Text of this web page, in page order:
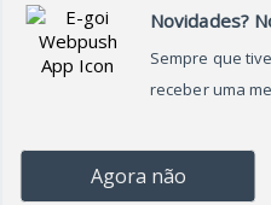
Produtos e serviços
Oficina
Onde Estamos